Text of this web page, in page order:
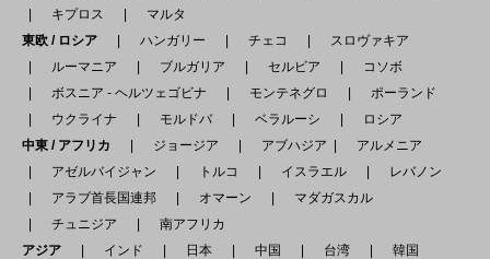
キプロス
マルタ
東欧 / ロシア
ハンガリー チェコ
スロヴァキア
ルーマニア
ブルガリア セルビア
コソボ
ボスニア - ヘルツェゴビナ
モンテネグロ
ポーランド
ウクライナ
モルドバ ベラルーシ
ロシア
中東 / アフリカ
ジョージア アブハジア
アルメニア
アゼルバイジャン
トルコ イスラエル
レバノン
アラブ首長国連邦
オマーン
マダガスカル
チュニジア
南アフリカ
アジア
インド 日本 中国 台湾
韓国